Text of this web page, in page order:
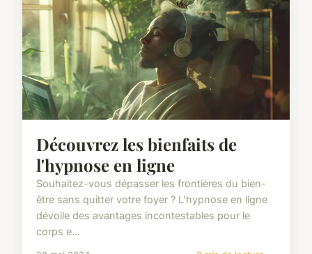
Découvrez les bienfaits de
l'hypnose en ligne
Souhaitez-vous dépasser les frontières du bien-
être sans quitter votre foyer ? L'hypnose en ligne
dévoile des avantages incontestables pour le
corps e...